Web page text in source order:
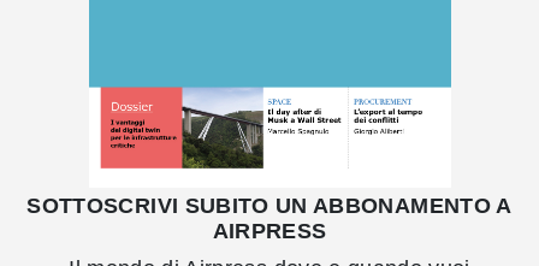
SOTTOSCRIVI SUBITO UN ABBONAMENTO A
AIRPRESS